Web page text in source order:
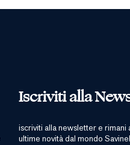
Iscriviti alla
iscriviti alla newsletter e
ultime novità dal mondo